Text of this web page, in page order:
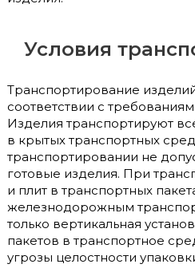
Условия
Транспортирование
соответствии с
Изделия транспортируют
в крытых транспортных
транспортировании не
готовые изделия. При
и плит в транспортных
железнодорожным
только вертикальная
пакетов в транспортное
угрозы целостности